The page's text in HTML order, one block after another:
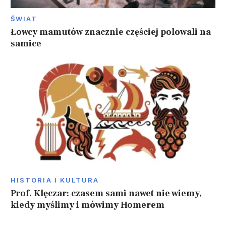
ŚWIAT
Łowcy mamutów znacznie częściej polowali na
samice
HISTORIA I KULTURA
Prof. Klęczar: czasem sami nawet nie wiemy,
kiedy myślimy i mówimy Homerem